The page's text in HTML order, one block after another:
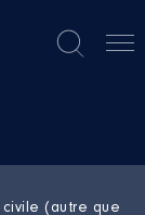
(autre que